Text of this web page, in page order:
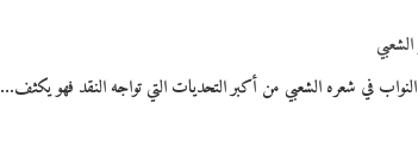
في شعره الشعبي من أكبر التحديات التي تواجه النقد فهو يكثف…